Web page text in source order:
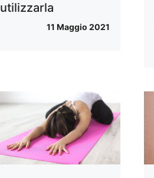
utilizzarla
11 Maggio 2021